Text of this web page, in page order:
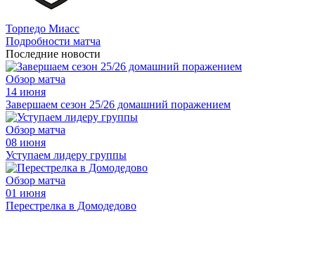
Торпедо Миасс
Подробности матча
Последние новости
Обзор матча
14 июня
Завершаем сезон 25/26 домашний поражением
Обзор матча
08 июня
Уступаем лидеру группы
Обзор матча
01 июня
Перестрелка в Домодедово